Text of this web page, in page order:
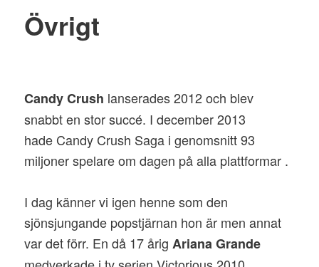
Övrigt
Candy Crush lanserades 2012 och blev
snabbt en stor succé. I december 2013
hade Candy Crush Saga i genomsnitt 93
miljoner spelare om dagen på alla plattformar .
I dag känner vi igen henne som den
sjönsjungande popstjärnan hon är men annat
var det förr. En då 17 årig Ariana Grande